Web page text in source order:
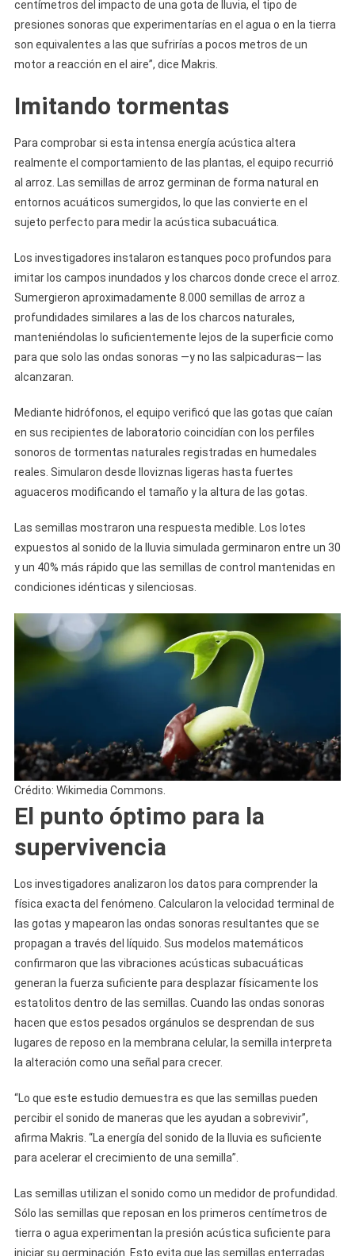
centímetros del impacto de una gota de lluvia, el tipo de
presiones sonoras que experimentarías en el agua o en la tierra
son equivalentes a las que sufrirías a pocos metros de un
motor a reacción en el aire”, dice Makris.
Imitando tormentas
Para comprobar si esta intensa energía acústica altera
realmente el comportamiento de las plantas, el equipo recurrió
al arroz. Las semillas de arroz germinan de forma natural en
entornos acuáticos sumergidos, lo que las convierte en el
sujeto perfecto para medir la acústica subacuática.
Los investigadores instalaron estanques poco profundos para
imitar los campos inundados y los charcos donde crece el arroz.
Sumergieron aproximadamente 8.000 semillas de arroz a
profundidades similares a las de los charcos naturales,
manteniéndolas lo suficientemente lejos de la superficie como
para que solo las ondas sonoras —y no las salpicaduras— las
alcanzaran.
Mediante hidrófonos, el equipo verificó que las gotas que caían
en sus recipientes de laboratorio coincidían con los perfiles
sonoros de tormentas naturales registradas en humedales
reales. Simularon desde lloviznas ligeras hasta fuertes
aguaceros modificando el tamaño y la altura de las gotas.
Las semillas mostraron una respuesta medible. Los lotes
expuestos al sonido de la lluvia simulada germinaron entre un 30
y un 40% más rápido que las semillas de control mantenidas en
condiciones idénticas y silenciosas.
Crédito: Wikimedia Commons.
El punto óptimo para la
supervivencia
Los investigadores analizaron los datos para comprender la
física exacta del fenómeno. Calcularon la velocidad terminal de
las gotas y mapearon las ondas sonoras resultantes que se
propagan a través del líquido. Sus modelos matemáticos
confirmaron que las vibraciones acústicas subacuáticas
generan la fuerza suficiente para desplazar físicamente los
estatolitos dentro de las semillas. Cuando las ondas sonoras
hacen que estos pesados ​​orgánulos se desprendan de sus
lugares de reposo en la membrana celular, la semilla interpreta
la alteración como una señal para crecer.
“Lo que este estudio demuestra es que las semillas pueden
percibir el sonido de maneras que les ayudan a sobrevivir”,
afirma Makris. “La energía del sonido de la lluvia es suficiente
para acelerar el crecimiento de una semilla”.
Las semillas utilizan el sonido como un medidor de profundidad.
Sólo las semillas que reposan en los primeros centímetros de
tierra o agua experimentan la presión acústica suficiente para
iniciar su germinación. Esto evita que las semillas enterradas